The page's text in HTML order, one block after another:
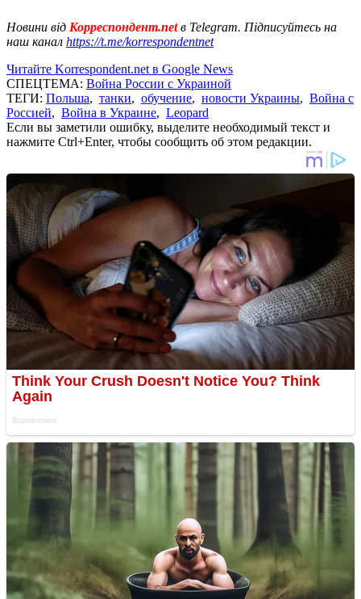
Новини від Корреспондент.netв Telegram. Підписуйтесь на
наш канал https://t.me/korrespondentnet
Читайте Korrespondent.net в Google News
СПЕЦТЕМА: Война России с Украиной
ТЕГИ: Польша, танки, обучение, новости Украины, Война с
Россией, Война в Украине, Leopard
Если вы заметили ошибку, выделите необходимый текст и
нажмите Ctrl+Enter, чтобы сообщить об этом редакции.